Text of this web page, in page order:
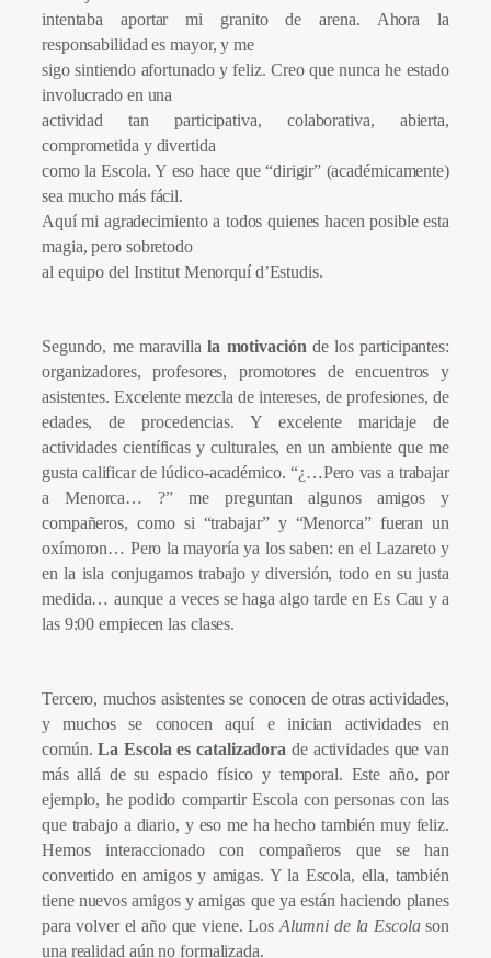
intentaba aportar mi granito de arena. Ahora la
responsabilidad es mayor, y me
sigo sintiendo afortunado y feliz. Creo que nunca he estado
involucrado en una
actividad tan participativa, colaborativa, abierta,
comprometida y divertida
como la Escola. Y eso hace que “dirigir” (académicamente)
sea mucho más fácil.
Aquí mi agradecimiento a todos quienes hacen posible esta
magia, pero sobretodo
al equipo del Institut Menorquí d’Estudis.
Segundo, me maravillala motivaciónde los participantes:
organizadores, profesores, promotores de encuentros y
asistentes. Excelente mezcla de intereses, de profesiones, de
edades, de procedencias. Y excelente maridaje de
actividades científicas y culturales, en un ambiente que me
gusta calificar de lúdico-académico. “¿…Pero vas a trabajar
a Menorca… ?” me preguntan algunos amigos y
compañeros, como si “trabajar” y “Menorca” fueran un
oxímoron… Pero la mayoría ya los saben: en el Lazareto y
en la isla conjugamos trabajo y diversión, todo en su justa
medida… aunque a veces se haga algo tarde en Es Cau y a
las 9:00 empiecen las clases.
Tercero, muchos asistentes se conocen de otras actividades,
y muchos se conocen aquí e inician actividades en
común.La Escola es catalizadora de actividades que van
más allá de su espacio físico y temporal. Este año, por
ejemplo, he podido compartir Escola con personas con las
que trabajo a diario, y eso me ha hecho también muy feliz.
Hemos interaccionado con compañeros que se han
convertido en amigos y amigas. Y la Escola, ella, también
tiene nuevos amigos y amigas que ya están haciendo planes
para volver el año que viene. LosAlumni de la Escolason
una realidad aún no formalizada.